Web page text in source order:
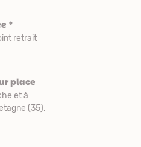
*
retrait
place
et à
(35).